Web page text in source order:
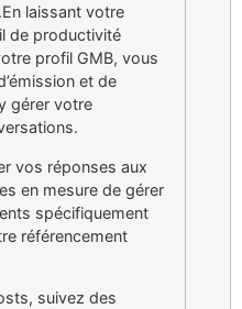
laissant votre
de productivité
profil GMB, vous
et de
gérer votre
vos réponses aux
en mesure de gérer
spécifiquement
référencement
suivez des